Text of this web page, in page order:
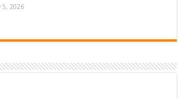
5, 2026